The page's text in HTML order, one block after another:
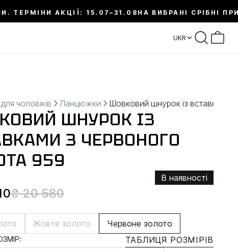
ТЕРМІНИ АКЦІЇ: 15.07–31.08 НА ВИБРАНІ СРІБНІ
UKR
чоловіків Ланцюжки Шовковий шнурок із вставками
ШНУРОК ІЗ
З ЧЕРВОНОГО
959
В наявності
₴ 20 580
Жовте золото Червоне золото
ТАБЛИЦЯ РОЗМІРІВ